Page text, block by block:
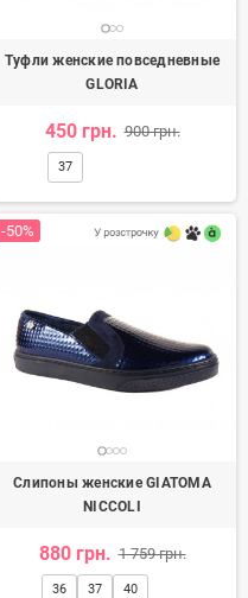
Туфли женские повседневные
GLORIA
450 грн. 900 грн.
37
-50%
Слипоны женские GIATOMA
NICCOLI
880 грн. 1 759 грн.
36 37 40